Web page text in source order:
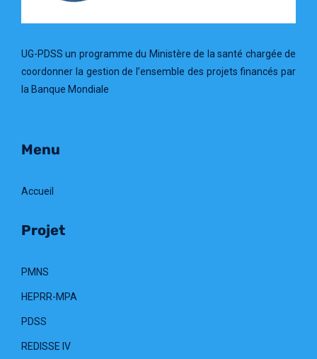
UG-PDSS un programme du Ministère de la santé chargée de
coordonner la gestion de l’ensemble des projets financés par
la Banque Mondiale
Menu
Accueil
Projet
PMNS
HEPRR-MPA
PDSS
REDISSE IV